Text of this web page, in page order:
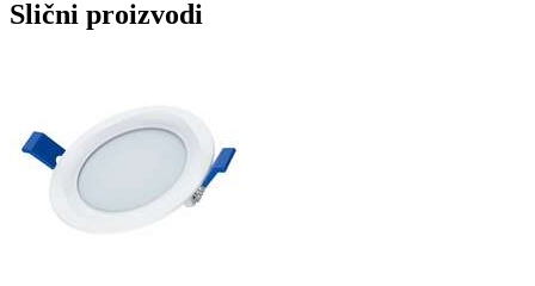
Slični proizvodi